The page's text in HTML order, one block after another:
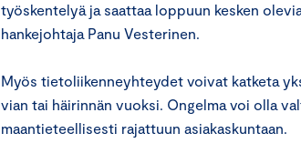
työskentelyä ja saattaa loppuun kesken
hankejohtaja Panu Vesterinen.
Myös tietoliikenneyhteydet voivat katketa
vian tai häirinnän vuoksi. Ongelma voi olla
maantieteellisesti rajattuun asiakaskuntaan.